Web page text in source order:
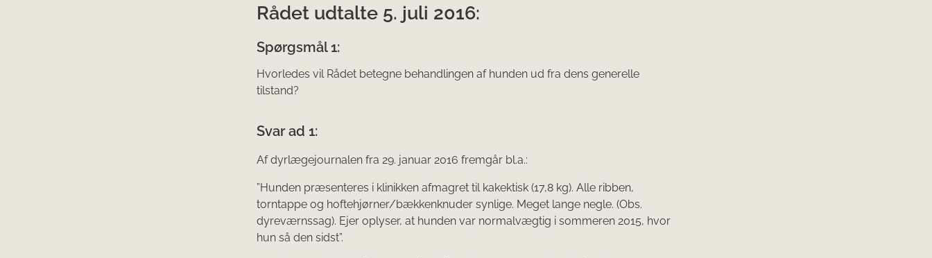
Rådet udtalte 5. juli 2016:
Spørgsmål 1:
Hvorledes vil Rådet betegne behandlingen af hunden ud fra dens generelle
tilstand?
Svar ad 1:
Af dyrlægejournalen fra 29. januar 2016 fremgår bl.a.:
”Hunden præsenteres i klinikken afmagret til kakektisk (17,8 kg). Alle ribben,
torntappe og hoftehjørner/bækkenknuder synlige. Meget lange negle. (Obs.
dyreværnssag). Ejer oplyser, at hunden var normalvægtig i sommeren 2015, hvor
hun så den sidst”.